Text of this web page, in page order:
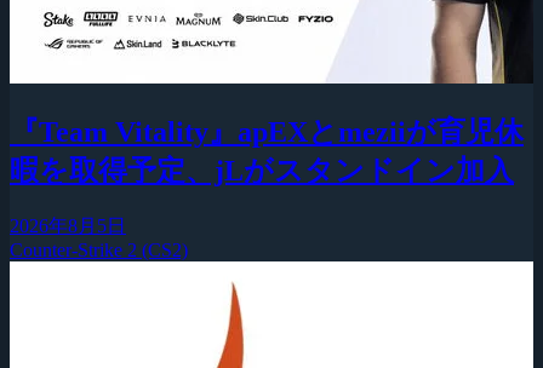
『Team Vitality』apEXとmeziiが育児休
暇を取得予定、jLがスタンドイン加入
2026年8月5日
Counter-Strike 2 (CS2)